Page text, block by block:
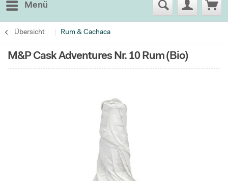
Menü
Übersicht Rum & Cachaca
M&P Cask Adventures Nr. 10 Rum (Bio)